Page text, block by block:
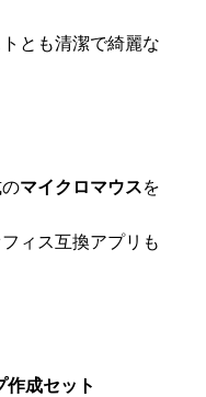
とも清潔で綺麗な
マイクロマウスを
ィス互換アプリも
作成セット